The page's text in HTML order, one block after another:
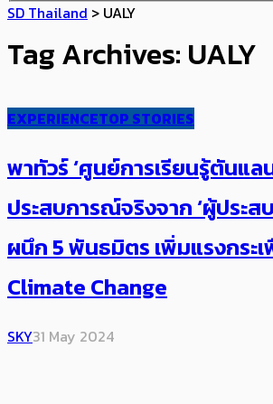
SD Thailand > UALY
Tag Archives: UALY
EXPERIENCETOP STORIES
พาทัวร์ ‘ศูนย์การเรียนรู้ตันแล
ประสบการณ์จริงจาก ‘ผู้ประส
ผนึก 5 พันธมิตร เพิ่มแรงกระ
Climate Change
SKY31 May 2024